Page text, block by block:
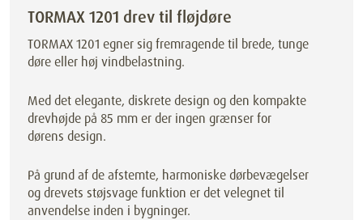
TORMAX 1201 drev til fløjdøre
TORMAX 1201 egner sig fremragende til brede, tunge
døre eller høj vindbelastning.
Med det elegante, diskrete design og den kompakte
drevhøjde på 85 mm er der ingen grænser for
dørens design.
På grund af de afstemte, harmoniske dørbevægelser
og drevets støjsvage funktion er det velegnet til
anvendelse inden i bygninger.